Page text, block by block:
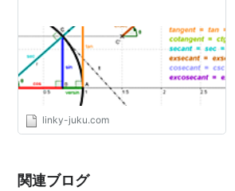
linky-juku.com
関連ブログ